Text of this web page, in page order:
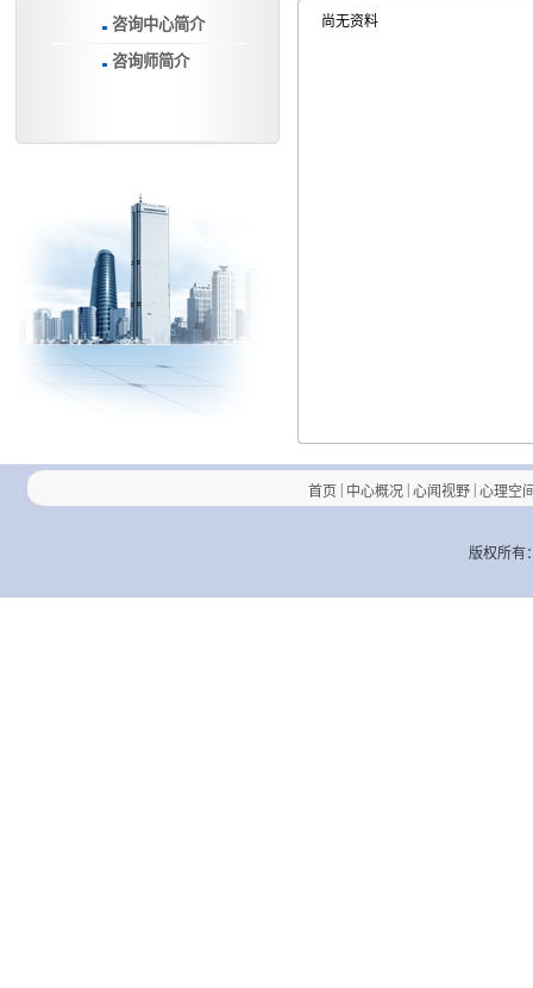
咨询中心简介
咨询师简介
尚无资料
首页 中心概况 心闻视野 心理空
版权所有